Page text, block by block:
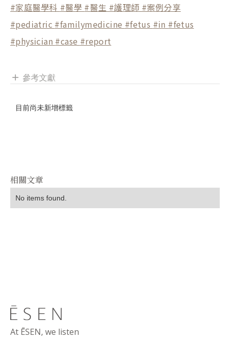
#家庭醫學科 #醫學 #醫生 #護理師 #案例分享
#pediatric #familymedicine #fetus #in #fetus
#physician #case #report
add 參考文獻
目前尚未新增標籤
相關文章
No items found.
At ĒSEN, we listen